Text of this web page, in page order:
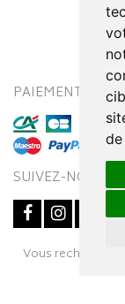
PAIEMENT
SUIVEZ-NOUS SUR
Vous recherchez